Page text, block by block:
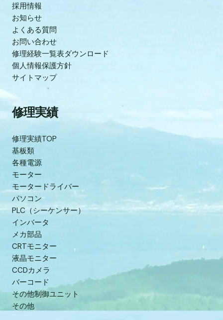
採用情報
お知らせ
よくある質問
お問い合わせ
修理経験一覧表ダウンロード
個人情報保護方針
サイトマップ
修理実績
修理実績TOP
基板類
各種電源
モーター
モータードライバー
パソコン
PLC（シーケンサー）
インバータ
メカ部品
CRTモニター
液晶モニター
CCDカメラ
バーコード
その他制御ユニット
その他